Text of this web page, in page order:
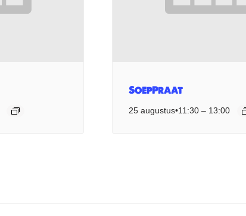
SoepPraat
25 augustus•11:30– 13:00